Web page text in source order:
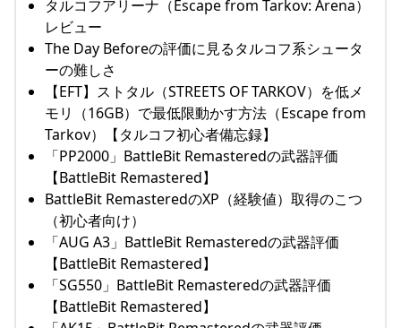
タルコフアリーナ（Escape from Tarkov: Arena）
レビュー
The Day Beforeの評価に見るタルコフ系シュータ
ーの難しさ
【EFT】ストタル（STREETS OF TARKOV）を低メ
モリ（16GB）で最低限動かす方法（Escape from
Tarkov）【タルコフ初心者備忘録】
「PP2000」BattleBit Remasteredの武器評価
【BattleBit Remastered】
BattleBit RemasteredのXP（経験値）取得のこつ
（初心者向け）
「AUG A3」BattleBit Remasteredの武器評価
【BattleBit Remastered】
「SG550」BattleBit Remasteredの武器評価
【BattleBit Remastered】